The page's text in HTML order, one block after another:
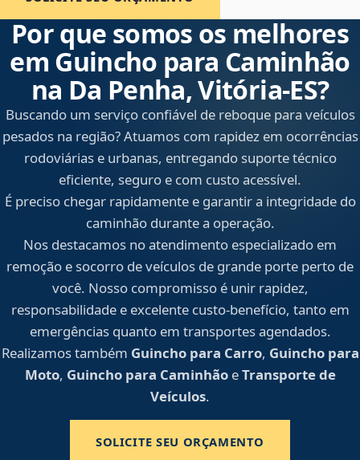
Por que somos os melhores
em Guincho para Caminhão
na Da Penha, Vitória‑ES?
Buscando um serviço confiável de reboque para veículos
pesados na região? Atuamos com rapidez em ocorrências
rodoviárias e urbanas, entregando suporte técnico
eficiente, seguro e com custo acessível.
É preciso chegar rapidamente e garantir a integridade do
caminhão durante a operação.
Nos destacamos no atendimento especializado em
remoção e socorro de veículos de grande porte perto de
você. Nosso compromisso é unir rapidez,
responsabilidade e excelente custo-benefício, tanto em
emergências quanto em transportes agendados.
Realizamos também Guincho para Carro, Guincho para
Moto, Guincho para CaminhãoeTransporte de
Veículos.
SOLICITE SEU ORÇAMENTO